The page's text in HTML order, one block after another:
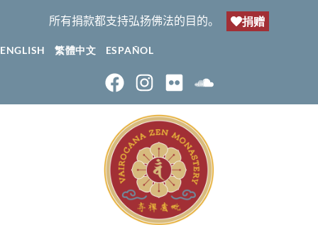
所有捐款都支持弘扬佛法的目的。 捐赠
ENGLISH 繁體中文 ESPAÑOL